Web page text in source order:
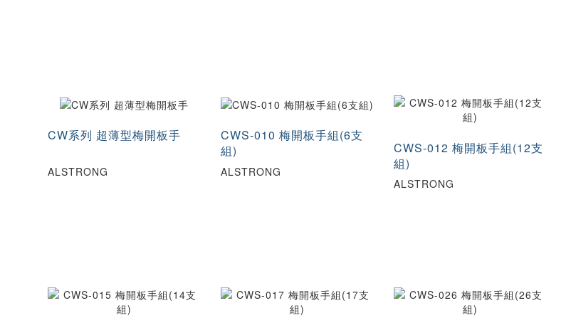
30×32
32X35 32X36 32X38 32×35
36×41
46X50
CW系列 超薄型梅開板手
ALSTRONG
CWS-010 梅開板手組(6支
組)
ALSTRONG
CWS-012 梅開板手組(12支
組)
ALSTRONG